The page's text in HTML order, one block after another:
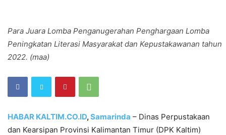
Para Juara Lomba Penganugerahan Penghargaan Lomba
Peningkatan Literasi Masyarakat dan Kepustakawanan tahun
2022. (maa)
HABAR KALTIM.CO.ID,Samarinda – Dinas Perpustakaan
dan Kearsipan Provinsi Kalimantan Timur (DPK Kaltim)